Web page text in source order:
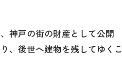
神戸の街の財産として公開
、後世へ建物を残してゆくこ